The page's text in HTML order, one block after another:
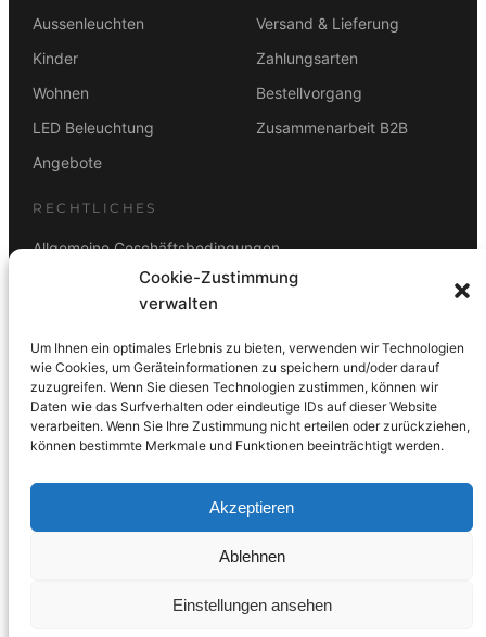
Cookie-Zustimmung
verwalten
Um Ihnen ein optimales Erlebnis zu bieten, verwenden wir Technologien
wie Cookies, um Geräteinformationen zu speichern und/oder darauf
zuzugreifen. Wenn Sie diesen Technologien zustimmen, können wir
Daten wie das Surfverhalten oder eindeutige IDs auf dieser Website
verarbeiten. Wenn Sie Ihre Zustimmung nicht erteilen oder zurückziehen,
können bestimmte Merkmale und Funktionen beeinträchtigt werden.
Akzeptieren
Ablehnen
Einstellungen ansehen
Aussenleuchten
Kinder
Wohnen
LED Beleuchtung
Angebote
Versand & Lieferung
Zahlungsarten
Bestellvorgang
Zusammenarbeit B2B
RECHTLICHES
Allgemeine Geschäftsbedingungen
Rücktrittsbelehrung
ZAHLUNGSARTEN
Vorkasse Visa Mastercard Link PayPal
G-Pay
Made with care in Wien 🇦🇹